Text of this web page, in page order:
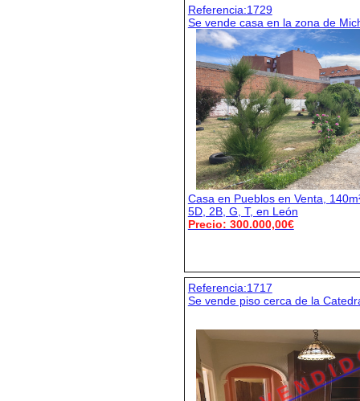
Referencia:1729
Se vende casa en la zona de
Casa en Pueblos en Venta,
5D, 2B, G, T, en León
Precio: 300.000,00€
Referencia:1717
Se vende piso cerca de la
V E N D I